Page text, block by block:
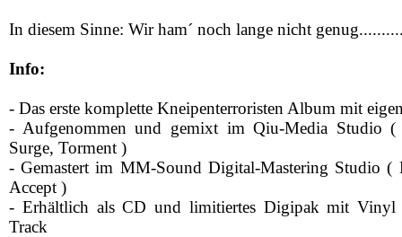
In diesem Sinne: Wir ham´ noch lange nicht
Info:
- Das erste komplette Kneipenterroristen Album mit
- Aufgenommen und gemixt im Qiu-Media Studio
Surge, Torment )
- Gemastert im MM-Sound Digital-Mastering Studio (
Accept )
- Erhältlich als CD und limitiertes Digipak mit
Track